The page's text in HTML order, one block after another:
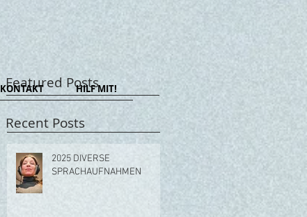
2025 DIVERSE
SPRACHAUFNAHMEN
Recent Posts
Featured Posts
KONTAKT HILF MIT!